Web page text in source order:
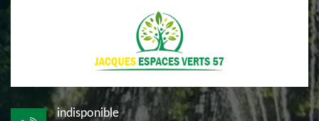
indisponible